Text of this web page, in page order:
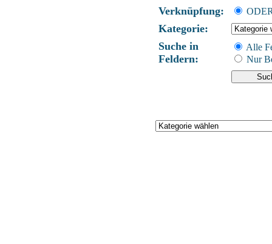
Verknüpfung:
Kategorie:
Suche in
Feldern:
Alle
Nur